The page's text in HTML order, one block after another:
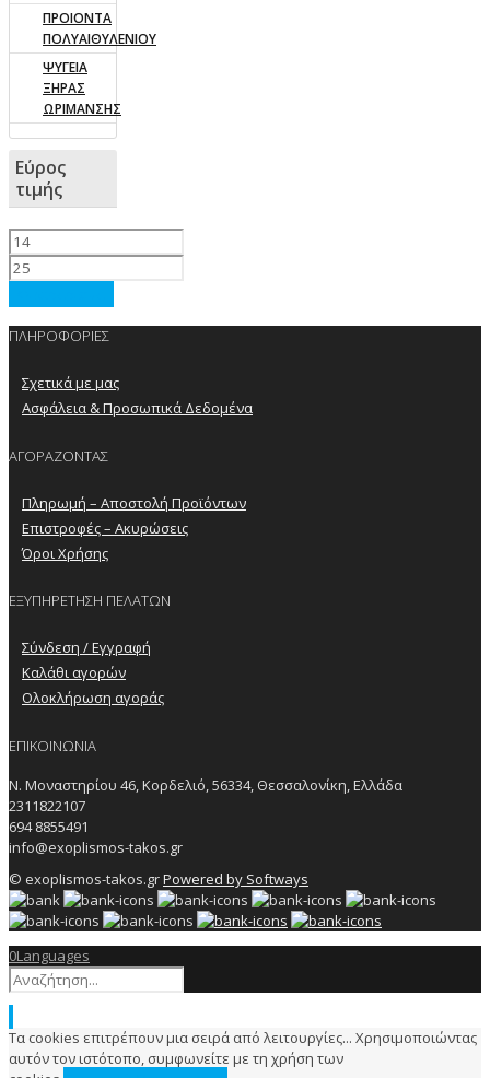
ΠΡΟΙΟΝΤΑ
ΠΟΛΥΑΙΘΥΛΕΝΙΟΥ
ΨΥΓΕΙΑ
ΞΗΡΑΣ
ΩΡΙΜΑΝΣΗΣ
Εύρος
τιμής
ΠΛΗΡΟΦΟΡΙΕΣ
Σχετικά με μας
Ασφάλεια & Προσωπικά Δεδομένα
ΑΓΟΡΑΖΟΝΤΑΣ
Πληρωμή – Αποστολή Προϊόντων
Επιστροφές – Ακυρώσεις
Όροι Χρήσης
ΕΞΥΠΗΡΕΤΗΣΗ ΠΕΛΑΤΩΝ
Σύνδεση / Εγγραφή
Καλάθι αγορών
Ολοκλήρωση αγοράς
ΕΠΙΚΟΙΝΩΝΙΑ
Ν. Μοναστηρίου 46, Κορδελιό, 56334, Θεσσαλονίκη, Ελλάδα
2311822107
694 8855491
info@exoplismos-takos.gr
© exoplismos-takos.grPowered by Softways
0Languages
Τα cookies επιτρέπουν μια σειρά από λειτουργίες... Χρησιμοποιώντας
αυτόν τον ιστότοπο, συμφωνείτε με τη χρήση των